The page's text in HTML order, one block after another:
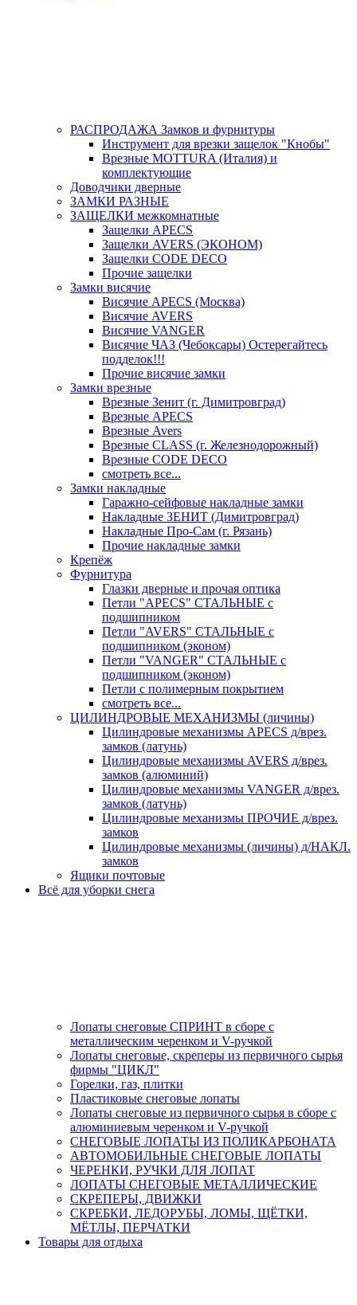
РАСПРОДАЖА Замков и фурнитуры
Инструмент для врезки защелок "Кнобы"
Врезные MOTTURA (Италия) и
комплектующие
Доводчики дверные
ЗАМКИ РАЗНЫЕ
ЗАЩЕЛКИ межкомнатные
Защелки APECS
Защелки AVERS (ЭКОНОМ)
Защелки CODE DECO
Прочие защелки
Замки висячие
Висячие APECS (Москва)
Висячие AVERS
Висячие VANGER
Висячие ЧАЗ (Чебоксары) Остерегайтесь
подделок!!!
Прочие висячие замки
Замки врезные
Врезные Зенит (г. Димитровград)
Врезные APECS
Врезные Avers
Врезные CLASS (г. Железнодорожный)
Врезные CODE DECO
смотреть все...
Замки накладные
Гаражно-сейфовые накладные замки
Накладные ЗЕНИТ (Димитровград)
Накладные Про-Сам (г. Рязань)
Прочие накладные замки
Крепёж
Фурнитура
Глазки дверные и прочая оптика
Петли "APECS" СТАЛЬНЫЕ с
подшипником
Петли "AVERS" СТАЛЬНЫЕ с
подшипником (эконом)
Петли "VANGER" СТАЛЬНЫЕ с
подшипником (эконом)
Петли с полимерным покрытием
смотреть все...
ЦИЛИНДРОВЫЕ МЕХАНИЗМЫ (личины)
Цилиндровые механизмы APECS д/врез.
замков (латунь)
Цилиндровые механизмы AVERS д/врез.
замков (алюминий)
Цилиндровые механизмы VANGER д/врез.
замков (латунь)
Цилиндровые механизмы ПРОЧИЕ д/врез.
замков
Цилиндровые механизмы (личины) д/НАКЛ.
замков
Ящики почтовые
Всё для уборки снега
Лопаты снеговые СПРИНТ в сборе с
металлическим черенком и V-ручкой
Лопаты снеговые, скреперы из первичного сырья
фирмы "ЦИКЛ"
Горелки, газ, плитки
Пластиковые снеговые лопаты
Лопаты снеговые из первичного сырья в сборе с
алюминиевым черенком и V-ручкой
СНЕГОВЫЕ ЛОПАТЫ ИЗ ПОЛИКАРБОНАТА
АВТОМОБИЛЬНЫЕ СНЕГОВЫЕ ЛОПАТЫ
ЧЕРЕНКИ, РУЧКИ ДЛЯ ЛОПАТ
ЛОПАТЫ СНЕГОВЫЕ МЕТАЛЛИЧЕСКИЕ
СКРЕПЕРЫ, ДВИЖКИ
СКРЕБКИ, ЛЕДОРУБЫ, ЛОМЫ, ЩЁТКИ,
МЁТЛЫ, ПЕРЧАТКИ
Товары для отдыха